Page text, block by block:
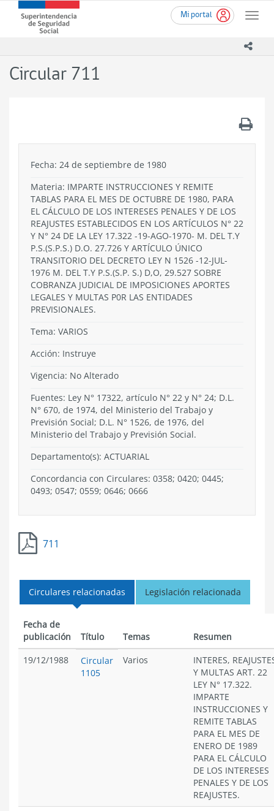
contenido
Mi portal
Toggle
Superintendencia
de
-
Circular 711
Fecha: 24 de septiembre de 1980
Materia: IMPARTE INSTRUCCIONES Y REMITE
TABLAS PARA EL MES DE OCTUBRE DE 1980, PARA
EL CÁLCULO DE LOS INTERESES PENALES Y DE LOS
REAJUSTES ESTABLECIDOS EN LOS ARTÍCULOS N° 22
Y N° 24 DE LA LEY 17.322 -19-AGO-1970- M. DEL T.Y
P.S.(S.P.S.) D.O. 27.726 Y ARTÍCULO ÚNICO
TRANSITORIO DEL DECRETO LEY N 1526 -12-JUL-
1976 M. DEL T.Y P.S.(S.P. S.) D,O, 29.527 SOBRE
COBRANZA JUDICIAL DE IMPOSICIONES APORTES
LEGALES Y MULTAS P0R LAS ENTIDADES
PREVISIONALES.
Tema: VARIOS
Acción: Instruye
Vigencia: No Alterado
Fuentes: Ley N° 17322, artículo N° 22 y N° 24; D.L.
N° 670, de 1974, del Ministerio del Trabajo y
Previsión Social; D.L. N° 1526, de 1976, del
Ministerio del Trabajo y Previsión Social.
Departamento(s): ACTUARIAL
Concordancia con Circulares: 0358; 0420; 0445;
0493; 0547; 0559; 0646; 0666
711
Circulares relacionadas Legislación relacionada
Fecha de
publicación
Título Temas
Resumen
19/12/1988
Circular
1105
Varios
INTERES,
Y MULTAS ART. 22
LEY N° 17.322.
IMPARTE
INSTRUCCIONES Y
REMITE TABLAS
PARA EL MES DE
ENERO DE 1989
PARA EL CÁLCULO
DE LOS INTERESES
PENALES Y DE LOS
REAJUSTES.